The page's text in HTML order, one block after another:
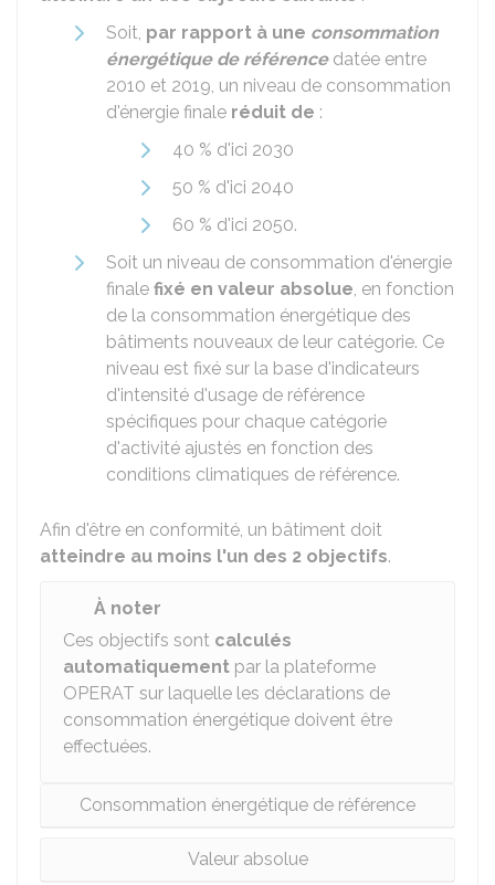
Soit, par rapport à une consommation
énergétique de référencedatée entre
2010 et 2019, un niveau de consommation
d'énergie finale réduit de :
40 % d'ici 2030
50 % d'ici 2040
60 % d'ici 2050.
Soit un niveau de consommation d'énergie
finale fixé en valeur absolue, en fonction
de la consommation énergétique des
bâtiments nouveaux de leur catégorie. Ce
niveau est fixé sur la base d'indicateurs
d'intensité d'usage de référence
spécifiques pour chaque catégorie
d'activité ajustés en fonction des
conditions climatiques de référence.
Afin d'être en conformité, un bâtiment doit
atteindre au moins l'un des 2 objectifs.
À noter
Ces objectifs sont calculés
automatiquement par la plateforme
OPERAT sur laquelle les déclarations de
consommation énergétique doivent être
effectuées.
Consommation énergétique de référence
Valeur absolue